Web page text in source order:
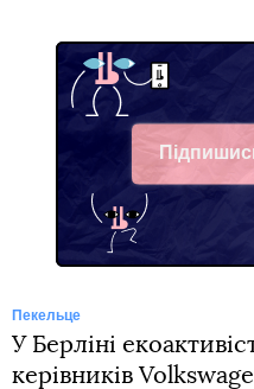
Facebook
Пекельце
У Берліні
керівників